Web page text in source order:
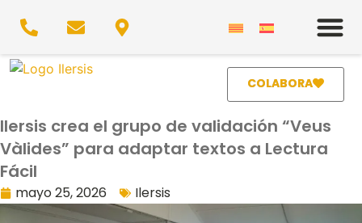
COLABORA
Ilersis crea el grupo de validación “Veus
Vàlides” para adaptar textos a Lectura
Fácil
mayo 25, 2026 Ilersis